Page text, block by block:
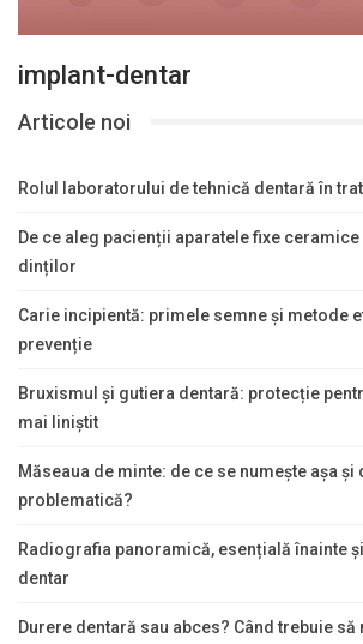
implant-dentar
Articole noi
Rolul laboratorului de tehnică dentară în
De ce aleg pacienții aparatele fixe
dinților
Carie incipientă: primele semne și metode
prevenție
Bruxismul și gutiera dentară: protecție
mai liniștit
Măseaua de minte: de ce se numește așa și
problematică?
Radiografia panoramică, esențială înainte
dentar
Durere dentară sau abces? Când trebuie să